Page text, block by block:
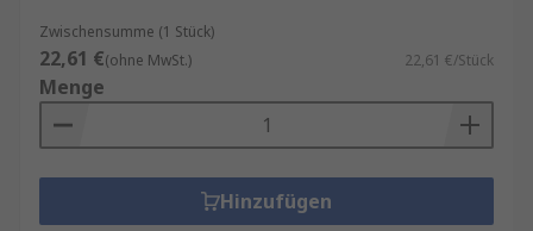
Zwischensumme (1 Stück)
22,61 €(ohne MwSt.) 22,61 €/Stück
Menge
Hinzufügen